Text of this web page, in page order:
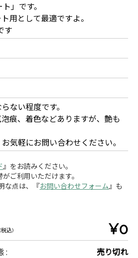
」です。
用として最適ですよ。
す
ない程度です。
痕、着色などありますが、艶も
気軽にお問い合わせください。
』をお読みください。
ご利用いただけます。
な点は、『お問い合わせフォーム 』も
(税込) ¥0
: 売り切れ